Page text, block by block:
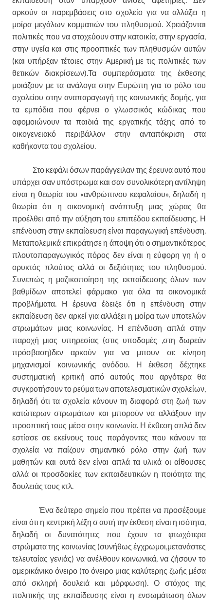
αρκούν οι παρεμβάσεις στο σχολείο για να αλλάξει η
μοίρα μεγάλων κομματιών του πληθυσμού. Χρειάζονται
πολιτικές που να στοχεύουν στην κατοικία, στην εργασία,
στην υγεία και στις προοπτικές των πληθυσμών αυτών
(και υπήρξαν τέτοιες στην Αμερική με τις πολιτικές των
θετικών διακρίσεων).Τα συμπεράσματα της έκθεσης
μοιάζουν με τα ανάλογα στην Ευρώπη για το ρόλο του
σχολείου στην αναπαραγωγή της κοινωνικής δομής, για
τα εμπόδια που φέρνει ο γλωσσικός κώδικας που
αφομοιώνουν τα παιδιά της εργατικής τάξης από το
οικογενειακό περιβάλλον στην ανταπόκριση στα
καθήκοντα του σχολείου.
Στο κεφάλι όσων παράγγειλαν της έρευνα αυτό που
υπάρχει σαν υπόστρωμα και σαν συνολικότερη αντίληψη
είναι η θεωρία του «ανθρώπινου κεφαλαίου», δηλαδή η
θεωρία ότι η οικονομική ανάπτυξη μιας χώρας θα
προέλθει από την αύξηση του επιπέδου εκπαίδευσης. Η
επένδυση στην εκπαίδευση είναι παραγωγική επένδυση.
Μεταπολεμικά επικράτησε η άποψη ότι ο σημαντικότερος
πλουτοπαραγωγικός πόρος δεν είναι η εύφορη γη ή ο
ορυκτός πλούτος αλλά οι δεξιότητες του πληθυσμού.
Συνεπώς η μαζικοποίηση της εκπαίδευσης όλων των
βαθμίδων αποτελεί φάρμακο για όλα τα οικονομικά
προβλήματα. Η έρευνα έδειξε ότι η επένδυση στην
εκπαίδευση δεν αρκεί για αλλάξει η μοίρα των υποτελών
στρωμάτων μιας κοινωνίας. Η επένδυση απλά στην
παροχή μιας υπηρεσίας (στις υποδομές ,στη δωρεάν
πρόσβαση)δεν αρκούν για να μπουν σε κίνηση
μηχανισμοί κοινωνικής ανόδου. Η έκθεση δέχτηκε
συστηματική κριτική από αυτούς που αργότερα θα
συγκροτήσουν το ρεύμα των αποτελεσματικών σχολείων,
δηλαδή ότι τα σχολεία κάνουν τη διαφορά στη ζωή των
κατώτερων στρωμάτων και μπορούν να αλλάξουν την
προοπτική τους μέσα στην κοινωνία. Η έκθεση απλά δεν
εστίασε σε εκείνους τους παράγοντες που κάνουν τα
σχολεία να παίζουν σημαντικό ρόλο στην ζωή των
μαθητών και αυτά δεν είναι απλά τα υλικά οι αίθουσες
αλλά οι προσδοκίες των εκπαιδευτικών η ποιότητα της
δουλειάς τους κτλ.
Ένα δεύτερο σημείο που πρέπει να προσέξουμε
είναι ότι η κεντρική λέξη σ αυτή την έκθεση είναι η ισότητα,
δηλαδή οι δυνατότητες που έχουν τα φτωχότερα
στρώματα της κοινωνίας (συνήθως έγχρωμοι,μετανάστες
τελευταίας γενιάς) να ανέλθουν κοινωνικά, να ζήσουν το
αμερικάνικο όνειρο (το όνειρο μιας καλύτερης ζωής μέσα
από σκληρή δουλειά και μόρφωση). Ο στόχος της
πολιτικής της εκπαίδευσης είναι η ενσωμάτωση όλων